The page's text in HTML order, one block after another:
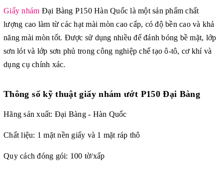
Giấy nhám Đại Bàng P150 Hàn Quốc là một sản phẩm chất
lượng cao làm từ các hạt mài mòn cao cấp, có độ bền cao và khả
năng mài mòn tốt. Được sử dụng nhiều để đánh bóng bề mặt, lớp
sơn lót và lớp sơn phủ trong công nghiệp chế tạo ô-tô, cơ khí và
dụng cụ chính xác.
Thông số kỹ thuậtgiấy nhám ướt P150 Đại Bàng
Hãng sản xuất: Đại Bàng - Hàn Quốc
Chất liệu: 1 mặt nền giấy và 1 mặt ráp thô
Quy cách đóng gói: 100 tờ/xấp